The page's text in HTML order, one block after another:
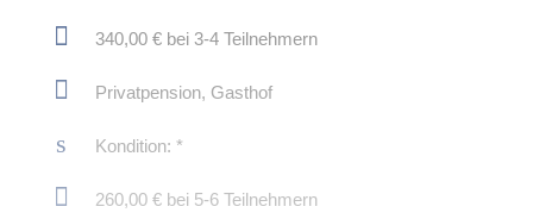
340,00 € bei 3-4 Teilnehmern
Privatpension, Gasthof
Kondition: *
260,00 € bei 5-6 Teilnehmern